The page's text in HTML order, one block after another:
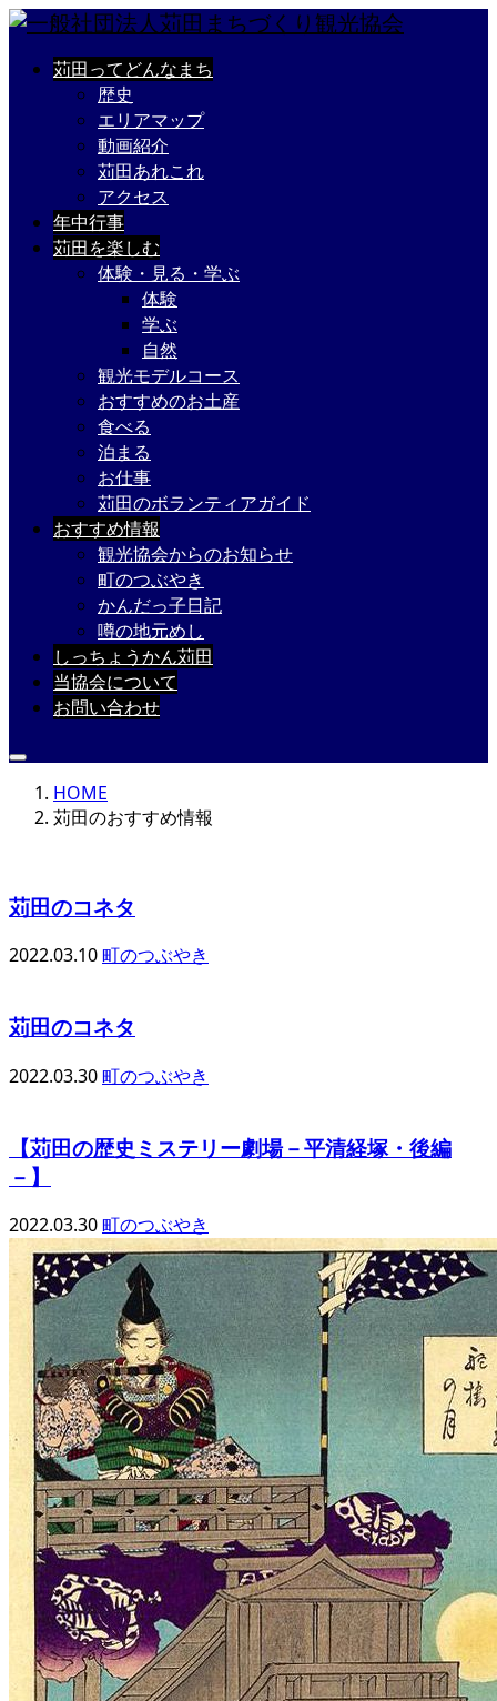
苅田ってどんなまち
歴史
エリアマップ
動画紹介
苅田あれこれ
アクセス
年中行事
苅田を楽しむ
体験・見る・学ぶ
体験
学ぶ
自然
観光モデルコース
おすすめのお土産
食べる
泊まる
お仕事
苅田のボランティアガイド
おすすめ情報
観光協会からのお知らせ
町のつぶやき
かんだっ子日記
噂の地元めし
しっちょうかん苅田
当協会について
お問い合わせ
HOME
苅田のおすすめ情報
苅田のコネタ
2022.03.10町のつぶやき
苅田のコネタ
2022.03.30町のつぶやき
【苅田の歴史ミステリー劇場－平清経塚・後編
－】
2022.03.30町のつぶやき